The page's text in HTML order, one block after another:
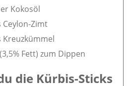
Kokosöl
Zimt
Fett) zum Dippen
die Kürbis-Sticks